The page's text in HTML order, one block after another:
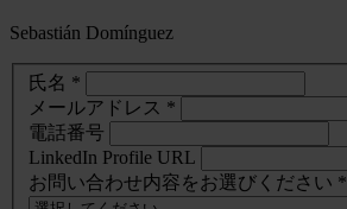
Sebastián Domínguez
氏名 *
メールアドレス *
電話番号
LinkedIn Profile URL
お問い合わせ内容をお選びください *